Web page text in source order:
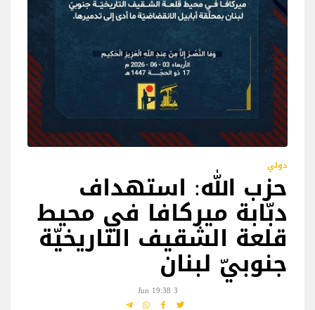
دولي
حزب الله: استهداف
دبّابة ميركافا في محيط
قلعة الشقيف التاريخيّة
جنوبيّ لبنان
3 Jun 19:38